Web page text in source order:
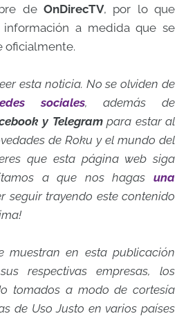
de OnDirecTV, por lo que
información a medida que se
oficialmente.
esta noticia. No se olviden de
sociales, además de
y Telegrampara estar al
de Roku y el mundo del
que esta página web siga
a que nos hagas una
seguir trayendo este contenido
muestran en esta publicación
respectivas empresas, los
tomados a modo de cortesía
de Uso Justo en varios países